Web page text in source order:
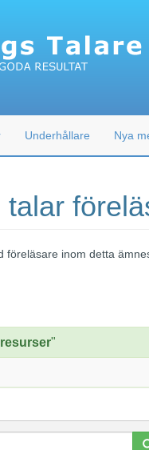
Underhållare Nya
inom detta
"